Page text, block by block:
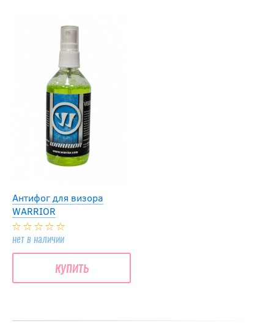
Антифог для визора
WARRIOR
нет в наличии
купить